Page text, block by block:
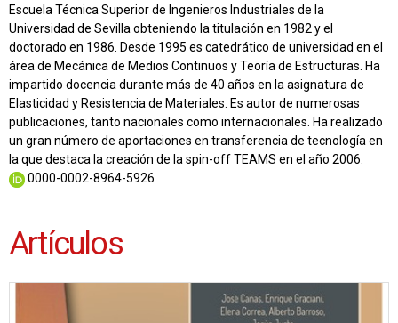
Escuela Técnica Superior de Ingenieros Industriales de la
Universidad de Sevilla obteniendo la titulación en 1982 y el
doctorado en 1986. Desde 1995 es catedrático de universidad en el
área de Mecánica de Medios Continuos y Teoría de Estructuras. Ha
impartido docencia durante más de 40 años en la asignatura de
Elasticidad y Resistencia de Materiales. Es autor de numerosas
publicaciones, tanto nacionales como internacionales. Ha realizado
un gran número de aportaciones en transferencia de tecnología en
la que destaca la creación de la spin-off TEAMS en el año 2006.
0000-0002-8964-5926
Artículos